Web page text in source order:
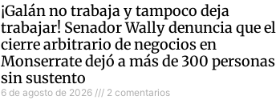
¡Galán no trabaja y tampoco deja
trabajar! Senador Wally denuncia que el
cierre arbitrario de negocios en
Monserrate dejó a más de 300 personas
sin sustento
6 de agosto de 2026 2 comentarios